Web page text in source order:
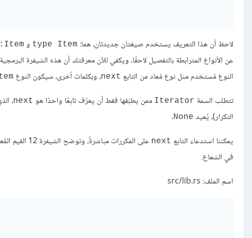
لاحظ أن هذا التعريف يستخدم صيغتان جديدتان، هما: type Item و
عن الأنواع المترابطة بالتفصيل لاحقًا، ويكفي للآن معرفتك أن هذه الشيفرة
النوع مُستخدم مثل نوع مُعاد من التابع next، وبكلمات أخرى، سيكون النوع
تتطلب السمة Iterator ممن يطبّقها فقط أن يعرّف تابعًا واحدًا هو next،
التكرار)، يُعيد None
.
يمكننا استدعاء التابع next على المكررات مباشرةً، وتوضح الشيفرة 12 القيم المُعادة من الاستدعاءات المتعاقبة على المكرّر باستخدام
في الشعاع.
اسم الملف: src/lib.rs